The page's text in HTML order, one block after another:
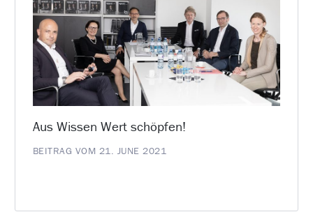
Aus Wissen Wert schöpfen!
BEITRAG VOM 21. JUNE 2021